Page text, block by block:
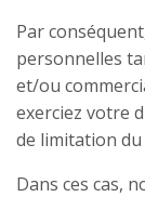
Par
personnelles
et/ou
exerciez votre
de limitation
Dans ces cas,